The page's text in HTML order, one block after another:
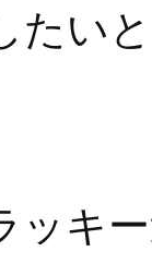
たい
ッキ